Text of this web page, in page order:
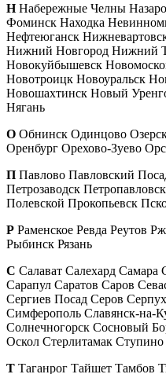
ННабережные Челны
Фоминск Находка
Нефтеюганск
Нижний Новгород Нижний
Новокуйбышевск
Новотроицк Новоуральск
Новошахтинск Новый
Нягань
О Обнинск Одинцово
Оренбург Орехово-Зуево
П Павлово Павловский
Петрозаводск
Полевской Прокопьевск
Р Раменское Ревда Реутов
Рыбинск Рязань
С Салават Салехард Самара
Сарапул Саратов Саров
Сергиев Посад Серов
Симферополь Славянск-на-
Солнечногорск Сосновый
Оскол Стерлитамак
Т Таганрог Тайшет Тамбов